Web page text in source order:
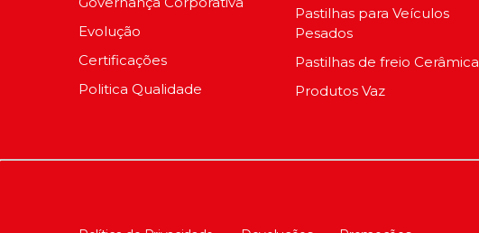
Evolução
Certificações
Politica Qualidade
Pastilhas para Veículos
Pesados
Pastilhas de freio Cerâmica
Produtos Vaz